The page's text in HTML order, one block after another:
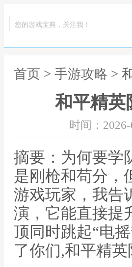
您的游戏宝典，关注我！
首页 > 手游攻略 >
和平精英
时间：
摘要：为何要学
是刚枪和苟分，
游戏玩家，我告
演，它能直接提
顶同时跳起“电
了你们,和平精